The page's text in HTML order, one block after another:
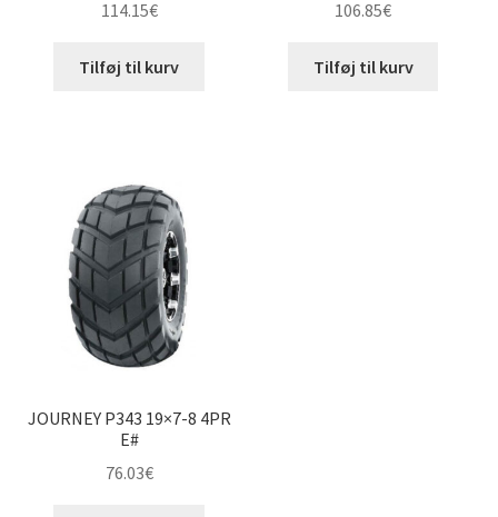
114.15€
Tilføj til kurv
106.85€
Tilføj til kurv
JOURNEY P343 19×7-8 4PR
E#
76.03€